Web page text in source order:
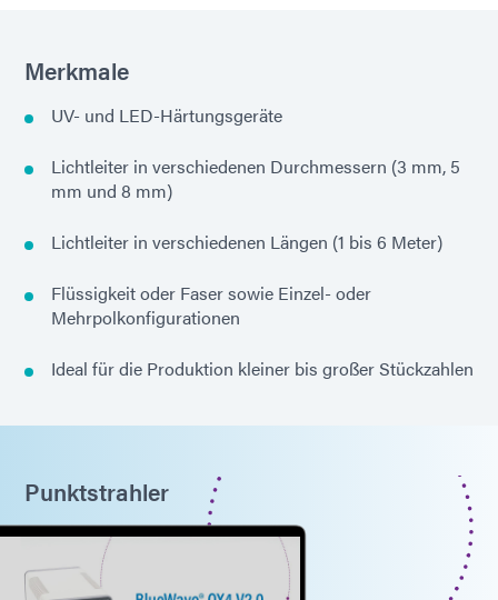
Merkmale
UV- und LED-Härtungsgeräte
Lichtleiter in verschiedenen Durchmessern (3 mm, 5
mm und 8 mm)
Lichtleiter in verschiedenen Längen (1 bis 6 Meter)
Flüssigkeit oder Faser sowie Einzel- oder
Mehrpolkonfigurationen
Ideal für die Produktion kleiner bis großer Stückzahlen
Punktstrahler